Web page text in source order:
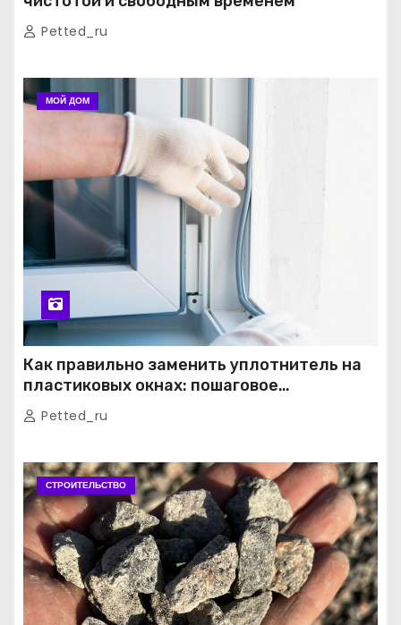
Petted_ru
МОЙ ДОМ
Как правильно заменить уплотнитель на
пластиковых окнах: пошаговое
руководство от экспертов
Petted_ru
СТРОИТЕЛЬСТВО